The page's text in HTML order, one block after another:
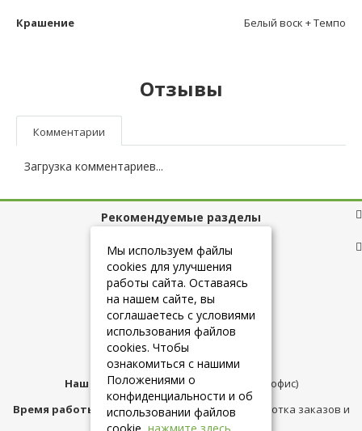
Крашение Белый воск + Темпо
Отзывы
Комментарии
Загрузка комментариев...
Рекомендуемые разделы
Полезные ссылки
+7 (925) 084-10-60
Наш адрес:Москва,ул.Плещеева д.12 (офис)
Время работы магазина:с 10:00 до 21:00 (обработка заказов и
консультация)
Мы используем файлы
cookies для улучшения
работы сайта. Оставаясь
на нашем сайте, вы
соглашаетесь с условиями
использования файлов
cookies. Чтобы
ознакомиться с нашими
Положениями о
конфиденциальности и об
использовании файлов